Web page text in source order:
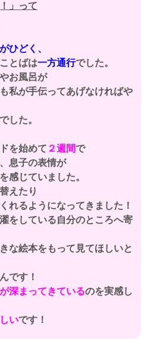
」って
ひどく、
とばは一方通行でした。
お風呂が
私が手伝ってあげなければや
でした。
を始めて ２週間で
、息子の表情が
感じていました。
えたり
れるようになってきました！
をしている自分のところへ寄
な絵本をもって見てほしいと
です！
深まってきているのを実感し
いです！